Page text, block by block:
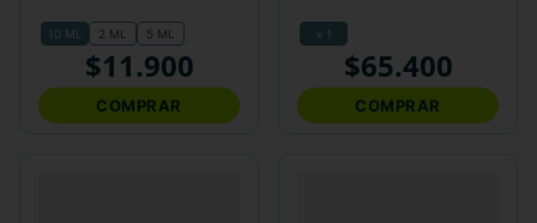
10 ML 2 ML 5 ML
$11.900
COMPRAR
x 1
$65.400
COMPRAR